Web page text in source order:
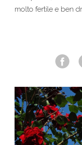
molto fertile e ben